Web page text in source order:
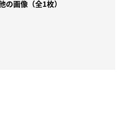
の画像（全1枚）